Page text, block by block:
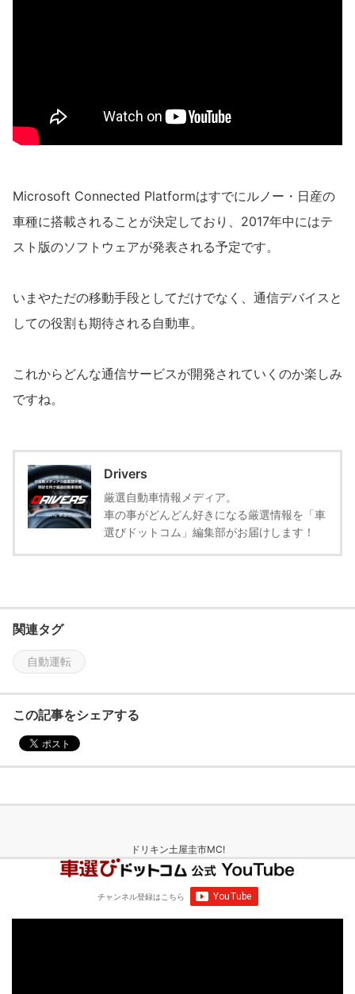
Microsoft Connected Platformはすでにルノー・日産の
車種に搭載されることが決定しており、2017年中にはテ
スト版のソフトウェアが発表される予定です。
いまやただの移動手段としてだけでなく、通信デバイスと
しての役割も期待される自動車。
これからどんな通信サービスが開発されていくのか楽しみ
ですね。
Drivers
厳選自動車情報メディア。
車の事がどんどん好きになる厳選情報を「車
選びドットコム」編集部がお届けします！
関連タグ
自動運転
この記事をシェアする
ドリキン土屋圭市MC!
チャンネル登録はこちら